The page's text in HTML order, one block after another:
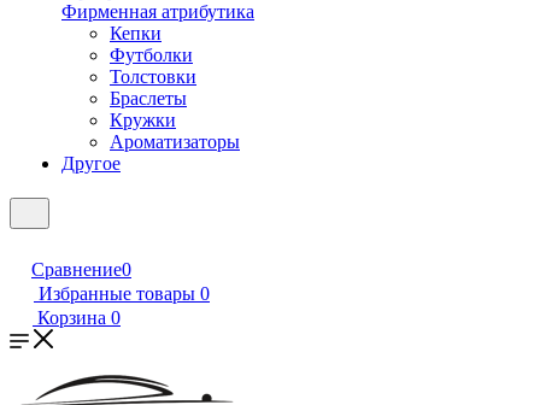
Фирменная атрибутика
Кепки
Футболки
Толстовки
Браслеты
Кружки
Ароматизаторы
Другое
Сравнение0
Избранные товары 0
Корзина 0